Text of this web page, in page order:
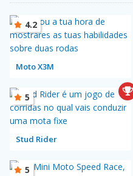
Moto X3M
4.2
Stud Rider
5
5